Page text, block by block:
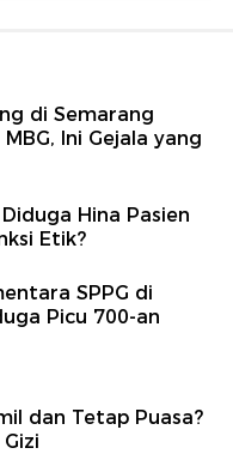
di Semarang
Ini Gejala yang
Hina Pasien
Etik?
SPPG di
Picu 700-an
dan Tetap Puasa?